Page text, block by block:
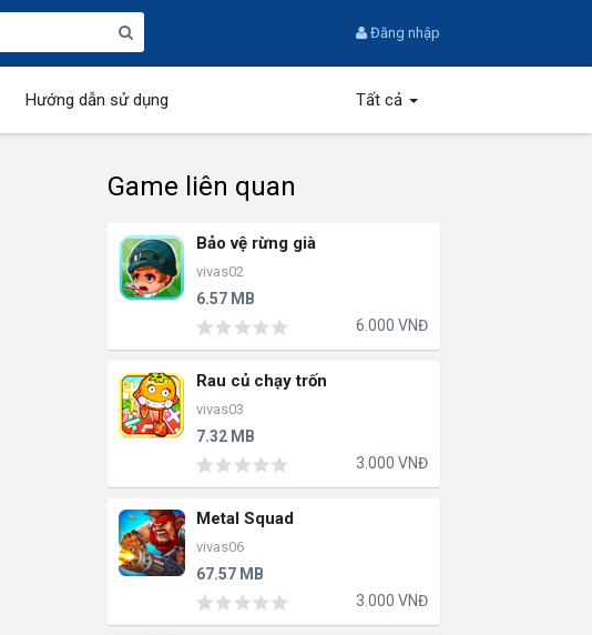
Đăng nhập
Hướng dẫn sử dụng Tất cả
Game liên quan
Bảo vệ rừng già
vivas02
6.57 MB
6.000 VNĐ
Rau củ chạy trốn
vivas03
7.32 MB
3.000 VNĐ
Metal Squad
vivas06
67.57 MB
3.000 VNĐ